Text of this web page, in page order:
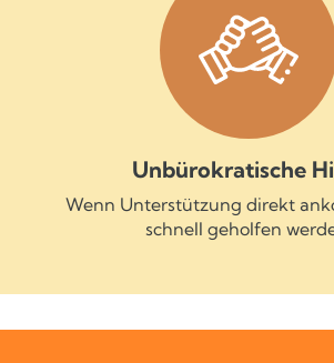
Unbürokratische
Wenn Unterstützung direkt
schnell geholfen